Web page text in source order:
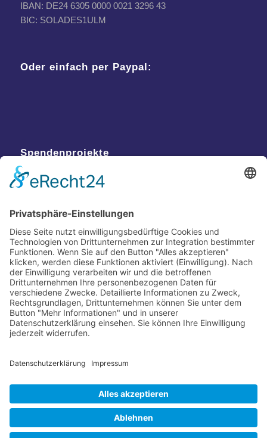
IBAN: DE24 6305 0000 0021 3296 43
BIC: SOLADES1ULM
Oder einfach per Paypal:
Spendenprojekte
Kontakt
Postanschrift
Traumkatzen e.V.
89231 Neu-Ulm